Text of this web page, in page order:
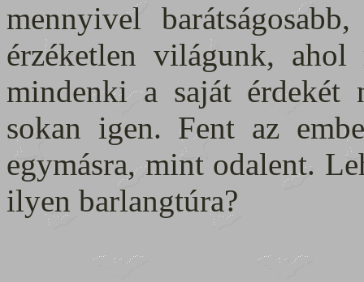
mennyivel
érzéketlen világunk,
mindenki a saját
sokan igen. Fent az
egymásra, mint odalent.
ilyen barlangtúra?